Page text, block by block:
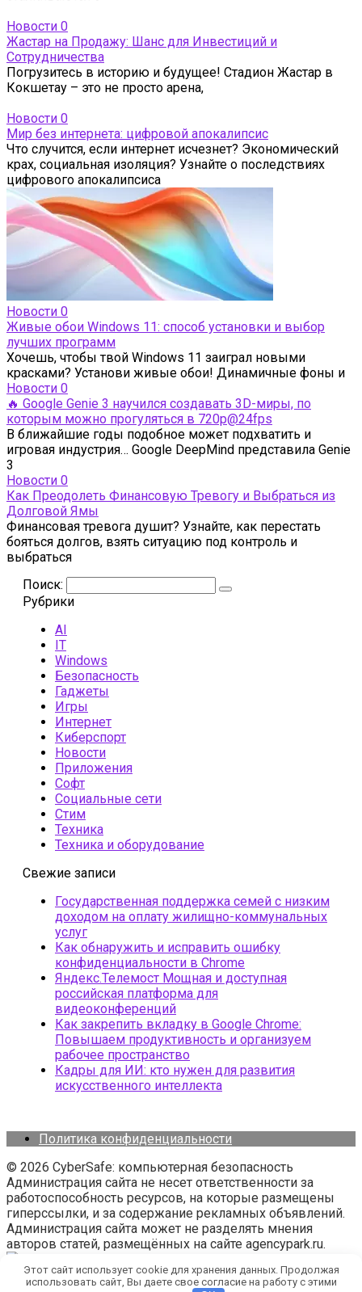
Новости 0
Жастар на Продажу: Шанс для Инвестиций и
Сотрудничества
Погрузитесь в историю и будущее! Стадион Жастар в
Кокшетау – это не просто арена,
Новости 0
Мир без интернета: цифровой апокалипсис
Что случится, если интернет исчезнет? Экономический
крах, социальная изоляция? Узнайте о последствиях
цифрового апокалипсиса
Новости 0
Живые обои Windows 11: способ установки и выбор
лучших программ
Хочешь, чтобы твой Windows 11 заиграл новыми
красками? Установи живые обои! Динамичные фоны и
Новости 0
🔥 Google Genie 3 научился создавать 3D-миры, по
которым можно прогуляться в 720p@24fps
В ближайшие годы подобное может подхватить и
игровая индустрия… Google DeepMind представила Genie
3
Новости 0
Как Преодолеть Финансовую Тревогу и Выбраться из
Долговой Ямы
Финансовая тревога душит? Узнайте, как перестать
бояться долгов, взять ситуацию под контроль и
выбраться
Поиск:
Рубрики
AI
IT
Windows
Безопасность
Гаджеты
Игры
Интернет
Киберспорт
Новости
Приложения
Софт
Социальные сети
Стим
Техника
Техника и оборудование
Свежие записи
Государственная поддержка семей с низким
доходом на оплату жилищно-коммунальных
услуг
Как обнаружить и исправить ошибку
конфиденциальности в Chrome
Яндекс.Телемост Мощная и доступная
российская платформа для
видеоконференций
Как закрепить вкладку в Google Chrome:
Повышаем продуктивность и организуем
рабочее пространство
Кадры для ИИ: кто нужен для развития
искусственного интеллекта
Политика конфиденциальности
© 2026 CyberSafe: компьютерная безопасность
Администрация сайта не несет ответственности за
работоспособность ресурсов, на которые размещены
гиперссылки, и за содержание рекламных объявлений.
Администрация сайта может не разделять мнения
авторов статей, размещённых на сайте agencypark.ru.
Этот сайт использует cookie для хранения данных. Продолжая
использовать сайт, Вы даете свое согласие на работу с этими